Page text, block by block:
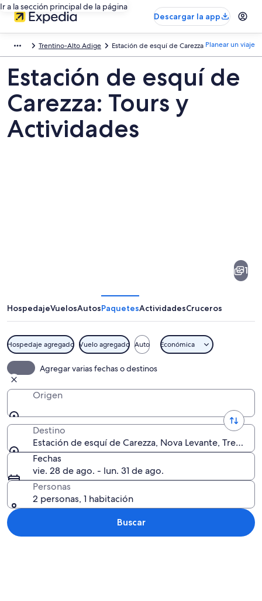
Ir a la sección principal de la página
Descargar la app
Trentino-Alto Adige Estación de esquí de Carezza Planear un viaje
Estación de esquí de
Carezza: Tours y
Actividades
de
1
HospedajeVuelosAutosPaquetesActividadesCruceros
Hospedaje agregado Vuelo agregado Auto Económica
Agregar varias fechas o destinos
Origen
Destino
Estación de esquí de Carezza, Nova Levante,
Fechas
vie. 28 de ago. - lun. 31 de ago.
Personas
2 personas, 1 habitación
Buscar